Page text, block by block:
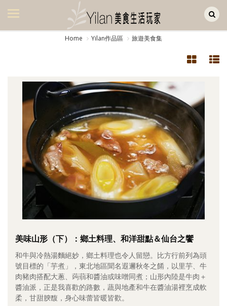
美食集
旅遊集
旅遊美食集
生活風
書房集
日記簿
餐桌週記
享樂隨手拍
照相簿
影音區
創意出版服務
歷史區
Home Yilan作品區 旅遊美食集
美味山形（下）：鄉土料理、和洋甜點＆仙台之饗
和牛與冷熱湯麵絕妙，鄉土料理也令人留戀。比方行前列為頭
號目標的「芋煮」，東北地區聞名遐邇秋冬之餚，以里芋、牛
肉豬肉搭配大蔥、蒟蒻和醬油或味噌同煮；山形內陸是牛肉＋
醬油派，正是我喜歡的路數，蔬與地產和牛在醬油湯裡烹成軟
柔，甘甜腴馥，身心味蕾皆暖皆歡。